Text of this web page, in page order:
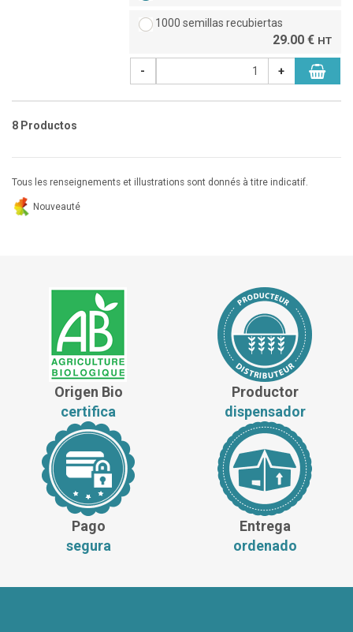
1000 semillas recubiertas
29.00 € HT
- +
8 Productos
Tous les renseignements et illustrations sont donnés à titre indicatif.
Nouveauté
Origen Bio
certifica
Productor
dispensador
Pago
segura
Entrega
ordenado